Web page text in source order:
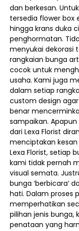
dan berkesan.
tersedia flower box
hingga krans duka
penghormatan.
menyukai dekorasi
rangkaian bunga
cocok untuk
usaha. Kami juga
dalam setiap
custom design
benar
sampaikan.
dari Lexa Florist
menciptakan
Lexa Florist, setiap
kami tidak pernah
visual semata.
bunga ‘berbicara’
hati. Dalam proses
memperhatikan
pilihan jenis bunga,
penataan yang